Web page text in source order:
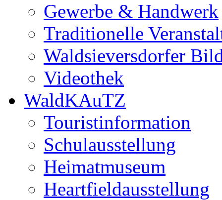
Gewerbe & Handwerk
Traditionelle
Waldsieversdorfer
Videothek
WaldKAuTZ
Touristinformation
Schulausstellung
Heimatmuseum
Heartfieldausstellung